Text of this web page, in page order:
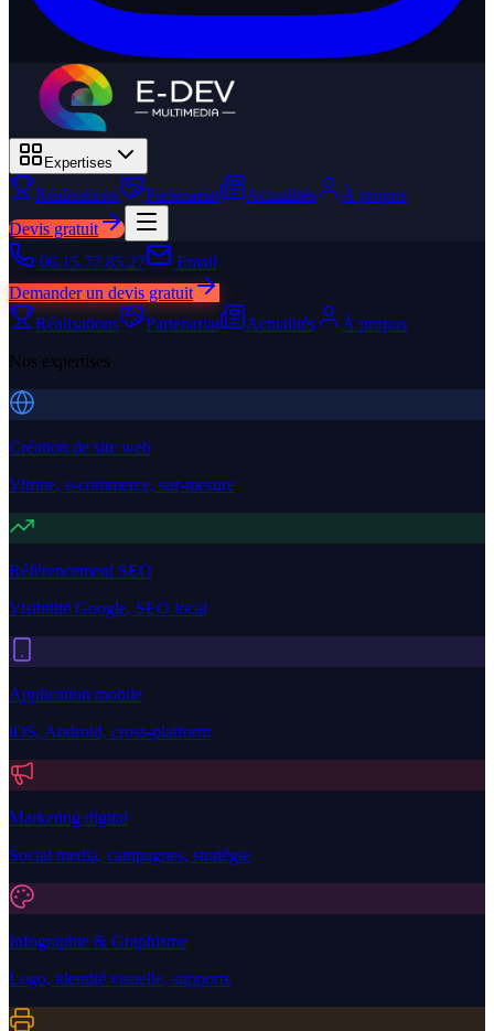
Expertises
Réalisations Partenariat Actualités
À propos
Devis gratuit
06.15.77.85.27
Email
Demander un devis gratuit
Réalisations
Partenariat Actualités
À propos
Nos expertises
Création de site web
Vitrine, e-commerce, sur-mesure
Référencement SEO
Visibilité Google, SEO local
Application mobile
iOS, Android, cross-platform
Marketing digital
Social media, campagnes, stratégie
Infographie & Graphisme
Logo, identité visuelle, supports